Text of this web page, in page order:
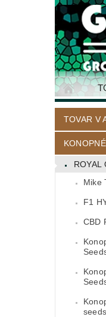
TOVAR V
ROYAL
Mike
F1
CBD